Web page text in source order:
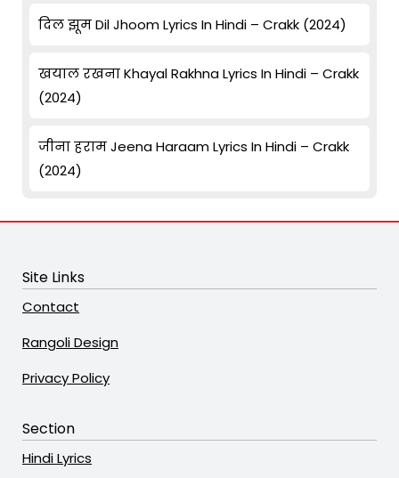
दिल झूम Dil Jhoom Lyrics In Hindi – Crakk (2024)
खयाल रखना Khayal Rakhna Lyrics In Hindi – Crakk
(2024)
जीना हराम Jeena Haraam Lyrics In Hindi – Crakk
(2024)
Site Links
Contact
Rangoli Design
Privacy Policy
Section
Hindi Lyrics